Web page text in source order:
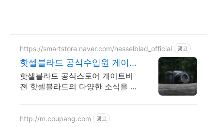
https://smartstore.naver.com/hasselblad_official 광고
핫셀블라드 공식수입원 게이트
비젼
핫셀블라드 공식스토어 게이트비
젼 핫셀블라드의 다양한 소식을 빠
http://m.coupang.com 광고